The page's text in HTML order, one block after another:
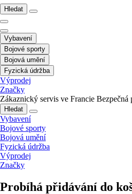
Hledat
Vybavení
Bojové sporty
Bojová umění
Fyzická údržba
Výprodej
Značky
Zákaznický servis ve Francie Bezpečná
Hledat
Vybavení
Bojové sporty
Bojová umění
Fyzická údržba
Výprodej
Značky
Probíhá přidávání do